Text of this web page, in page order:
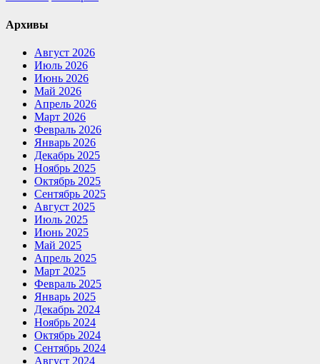
Архивы
Август 2026
Июль 2026
Июнь 2026
Май 2026
Апрель 2026
Март 2026
Февраль 2026
Январь 2026
Декабрь 2025
Ноябрь 2025
Октябрь 2025
Сентябрь 2025
Август 2025
Июль 2025
Июнь 2025
Май 2025
Апрель 2025
Март 2025
Февраль 2025
Январь 2025
Декабрь 2024
Ноябрь 2024
Октябрь 2024
Сентябрь 2024
Август 2024